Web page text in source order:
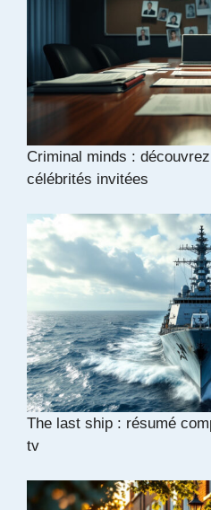
Criminal minds :
célébrités invitées
The last ship : résumé
tv